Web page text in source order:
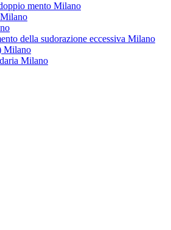
mento Milano
della sudorazione eccessiva Milano
Milano
Milano